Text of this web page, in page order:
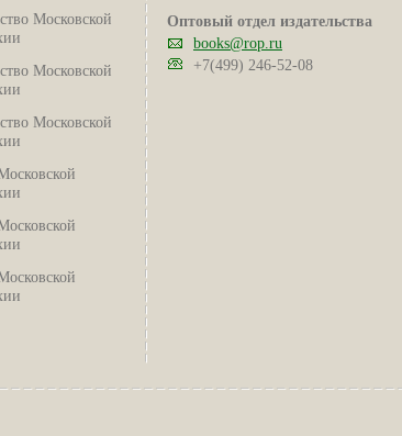
Московской
Московской
Московской
Оптовый отдел издательства
books@rop.ru
+7(499) 246-52-08